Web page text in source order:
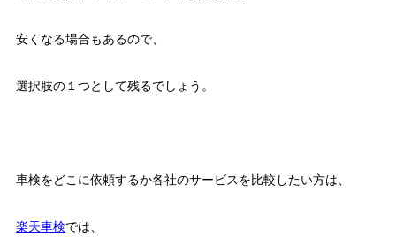
安くなる場合もあるので、
選択肢の１つとして残るでしょう。
車検をどこに依頼するか各社のサービスを比較したい方は、
楽天車検では、